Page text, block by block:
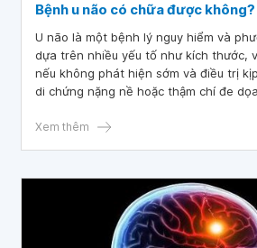
Bệnh u não có chữa được không?
U não là một bệnh lý nguy hiểm và
dựa trên nhiều yếu tố như kích thước,
nếu không phát hiện sớm và điều trị
di chứng nặng nề hoặc thậm chí đe
Xem thêm